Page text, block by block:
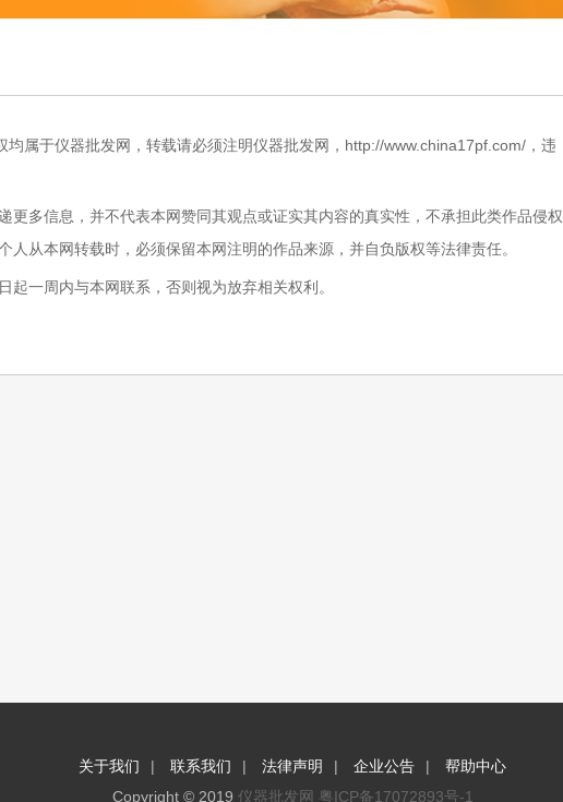
均属于仪器批发网，转载请必须注明仪器批发网，http://www.china17pf.com/，违
更多信息，并不代表本网赞同其观点或证实其内容的真实性，不承担此类作品侵权
从本网转载时，必须保留本网注明的作品来源，并自负版权等法律责任。
一周内与本网联系，否则视为放弃相关权利。
关于我们 | 联系我们 | 法律声明 | 企业公告 |
帮助中心
Copyright © 2019 仪器批发网 粤ICP备17072893号-1